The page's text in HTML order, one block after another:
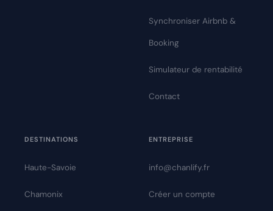
Synchroniser Airbnb &
Booking
Simulateur de rentabilité
Contact
DESTINATIONS
Haute-Savoie
Chamonix
ENTREPRISE
info@chanlify.fr
Créer un compte